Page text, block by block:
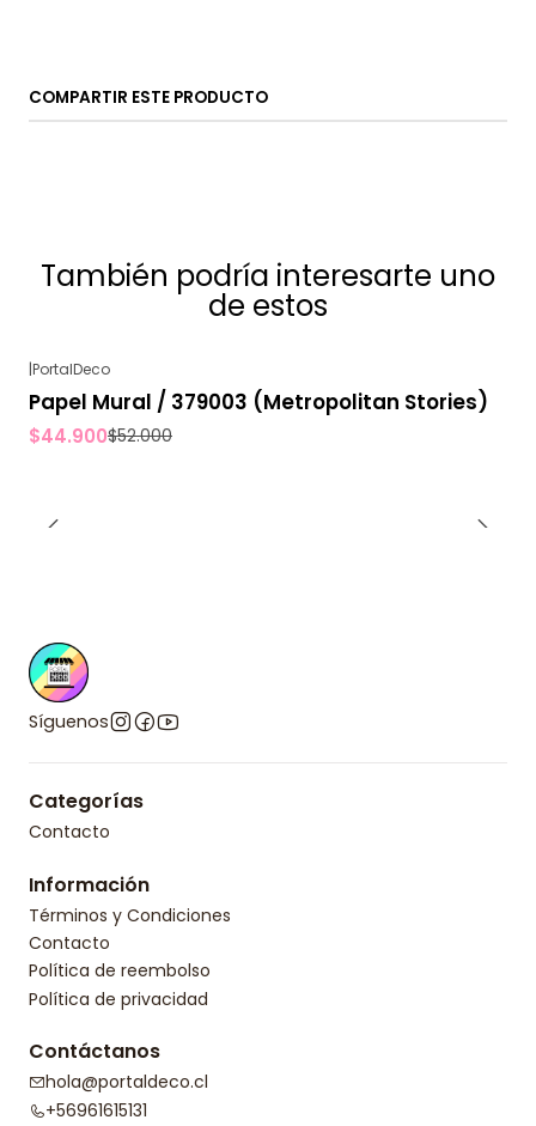
COMPARTIR ESTE PRODUCTO
También podría interesarte uno
de estos
|PortalDeco
Papel Mural / 379003 (Metropolitan Stories)
$44.900$52.000
Síguenos
Categorías
Contacto
Información
Términos y Condiciones
Contacto
Política de reembolso
Política de privacidad
Contáctanos
hola@portaldeco.cl
+56961615131